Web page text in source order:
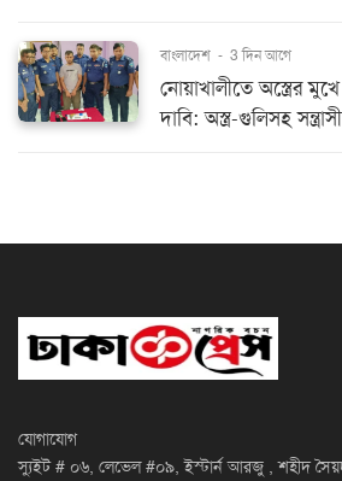
বাংলাদেশ - 3 দিন আগে
নোয়াখালীতে অস্ত্রের
দাবি: অস্ত্র-গুলিসহ
যোগাযোগ
স্যুইট # ০৬, লেভেল #০৯, ইস্টার্ন আরজু , শহীদ